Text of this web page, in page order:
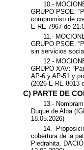
10.-
GRUPO PSOE:
compromiso de
E-RE-7967 de
11.-
GRUPO PSOE:
sin servicios
12.-
GRUPO XAV:
AP-6 y AP-51 y
(2026-E-RE-8013
C) PARTE DE
13.-
Duque de Alba
18.05.2026)
14.-
cobertura de la
Piedrahita.